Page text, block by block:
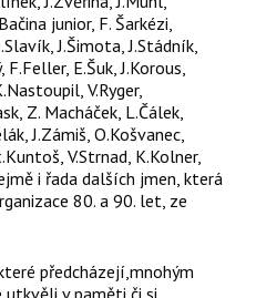
junior, F. Šarkézi,
J.Šimota, J.Stádník,
E.Šuk, J.Korous,
V.Ryger,
Z. Macháček, L.Čálek,
J.Zámiš, O.Košvanec,
V.Strnad, K.Kolner,
i řada dalších jmen, která
80. a 90. let, ze
předcházejí,mnohým
v paměti či si